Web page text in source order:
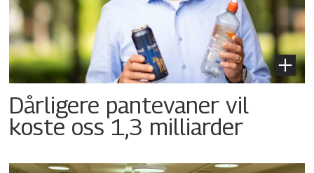
Dårligere pantevaner vil
koste oss 1,3 milliarder